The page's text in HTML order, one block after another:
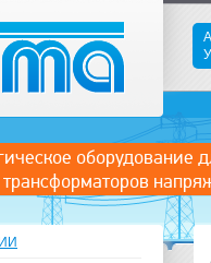
оборудование